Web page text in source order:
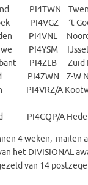
PI4TWN
PI4VGZ ´t
PI4VNL
PI4YSM
PI4ZLB Zuid
PI4ZWN Z-W
PI4VRZ/A
PI4CQP/A Hedel
4 weken, mailen
het DIVISIONAL
van 14